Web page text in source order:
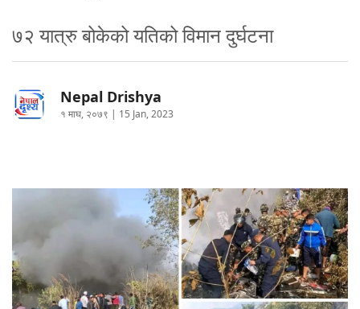
७२ यात्रु बोकेको यतिको विमान दुर्घटना
Nepal Drishya
१ माघ, २०७९ | 15 Jan, 2023